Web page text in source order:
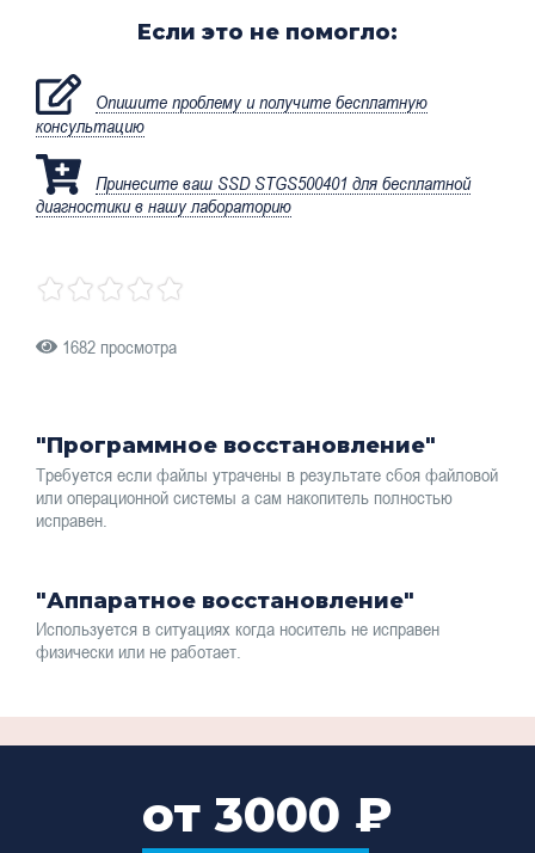
Если это не помогло:
Опишите проблему и получите бесплатную
консультацию
Принесите ваш SSD STGS500401 для бесплатной
диагностики в нашу лабораторию
1682 просмотра
"Программное восстановление"
Требуется если файлы утрачены в результате сбоя файловой
или операционной системы а сам накопитель полностью
исправен.
"Аппаратное восстановление"
Используется в ситуациях когда носитель не исправен
физически или не работает.
от 3000